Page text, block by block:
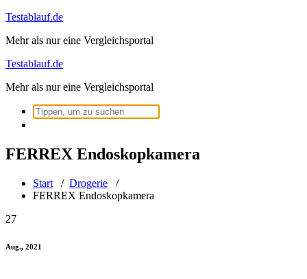
Zum
springen
Testablauf.de
Mehr als nur eine Vergleichsportal
Testablauf.de
Mehr als nur eine Vergleichsportal
Suchen
nach:
FERREX Endoskopkamera
Start / Drogerie /
FERREX Endoskopkamera
27
Aug., 2021